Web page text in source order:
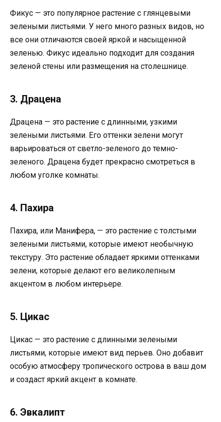
Фикус — это популярное растение с глянцевыми
зелеными листьями. У него много разных видов, но
все они отличаются своей яркой и насыщенной
зеленью. Фикус идеально подходит для создания
зеленой стены или размещения на столешнице.
3. Драцена
Драцена — это растение с длинными, узкими
зелеными листьями. Его оттенки зелени могут
варьироваться от светло-зеленого до темно-
зеленого. Драцена будет прекрасно смотреться в
любом уголке комнаты.
4. Пахира
Пахира, или Манифера, — это растение с толстыми
зелеными листьями, которые имеют необычную
текстуру. Это растение обладает яркими оттенками
зелени, которые делают его великолепным
акцентом в любом интерьере.
5. Цикас
Цикас — это растение с длинными зелеными
листьями, которые имеют вид перьев. Оно добавит
особую атмосферу тропического острова в ваш дом
и создаст яркий акцент в комнате.
6. Эвкалипт